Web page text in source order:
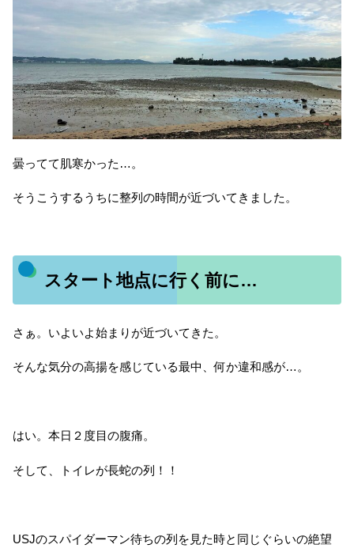
曇ってて肌寒かった…。
そうこうするうちに整列の時間が近づいてきました。
スタート地点に行く前に…
さぁ。いよいよ始まりが近づいてきた。
そんな気分の高揚を感じている最中、何か違和感が…。
はい。本日２度目の腹痛。
そして、トイレが長蛇の列！！
USJのスパイダーマン待ちの列を見た時と同じぐらいの絶望